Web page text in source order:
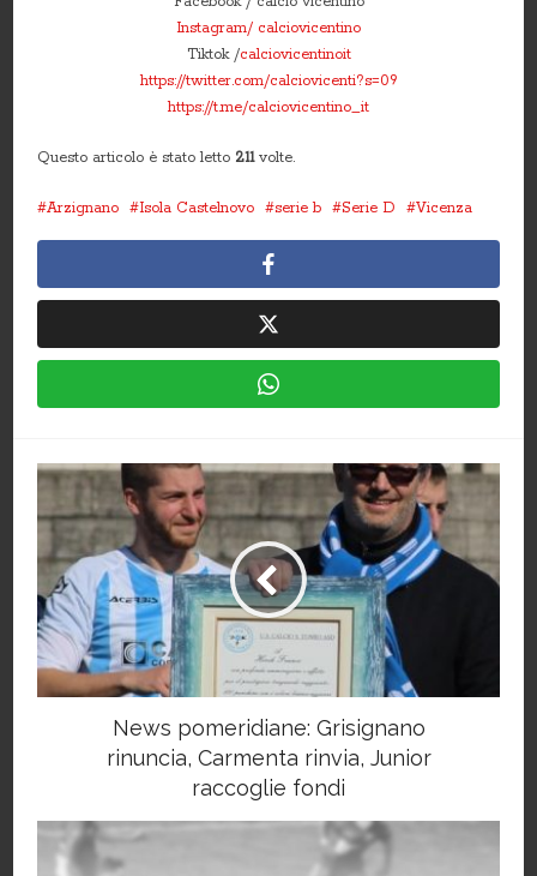
Instagram/ calciovicentino
Tiktok /calciovicentinoit
https://twitter.com/calciovicenti?s=09
https://t.me/calciovicentino_it
Questo articolo è stato letto 211volte.
Arzignano Isola Castelnovo serie b Serie D Vicenza
News pomeridiane: Grisignano
rinuncia, Carmenta rinvia, Junior
raccoglie fondi